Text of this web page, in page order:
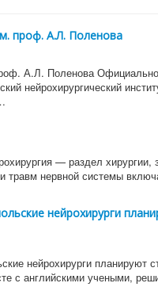
проф. А.Л. Поленова
А.Л. Поленова
нейрохирургический
— раздел
травм нервной системы
нейрохирурги
нейрохирурги планируют
с английскими учеными,